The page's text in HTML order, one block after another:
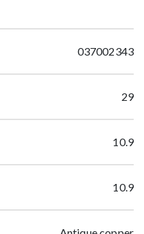
037002343
29
10.9
10.9